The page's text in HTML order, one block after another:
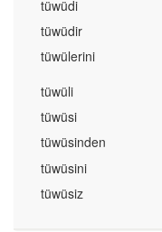
tüwüdi
tüwüdir
tüwülerini
tüwüli
tüwüsi
tüwüsinden
tüwüsini
tüwüsiz